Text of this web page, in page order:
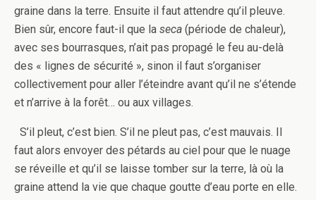
graine dans la terre. Ensuite il faut attendre qu’il pleuve.
Bien sûr, encore faut-il que la seca (période de chaleur),
avec ses bourrasques, n’ait pas propagé le feu au-delà
des « lignes de sécurité », sinon il faut s’organiser
collectivement pour aller l’éteindre avant qu’il ne s’étende
et n’arrive à la forêt… ou aux villages.
S’il pleut, c’est bien. S’il ne pleut pas, c’est mauvais. Il
faut alors envoyer des pétards au ciel pour que le nuage
se réveille et qu’il se laisse tomber sur la terre, là où la
graine attend la vie que chaque goutte d’eau porte en elle.